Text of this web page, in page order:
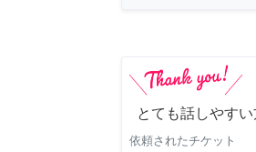
とても話しやす
依頼されたチケット